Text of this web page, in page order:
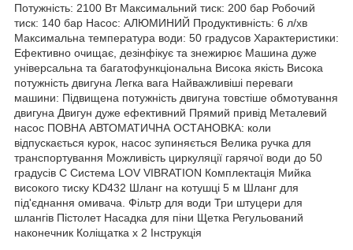
Потужність: 2100 Вт Максимальний тиск: 200 бар Робочий
тиск: 140 бар Насос: АЛЮМИНИЙ Продуктивність: 6 л/хв
Максимальна температура води: 50 градусов Характеристики:
Ефективно очищає, дезінфікує та знежирює Машина дуже
універсальна та багатофункціональна Висока якість Висока
потужність двигуна Легка вага Найважливіші переваги
машини: Підвищена потужність двигуна товстіше обмотування
двигуна Двигун дуже ефективний Прямий привід Металевий
насос ПОВНА АВТОМАТИЧНА ОСТАНОВКА: коли
відпускається курок, насос зупиняється Велика ручка для
транспортування Можливість циркуляції гарячої води до 50
градусів С Система LOV VIBRATION Комплектація Мийка
високого тиску KD432 Шланг на котушці 5 м Шланг для
під'єднання омивача. Фільтр для води Три штуцери для
шлангів Пістолет Насадка для піни Щетка Регульований
наконечник Коліщатка х 2 Інструкція